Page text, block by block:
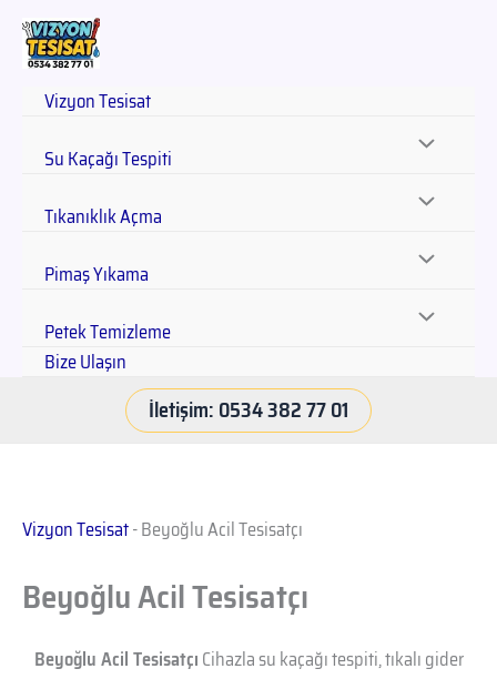
Vizyon Tesisat
Su Kaçağı Tespiti
Tıkanıklık Açma
Pimaş Yıkama
Petek Temizleme
Bize Ulaşın
İletişim: 0534 382 77 01
Vizyon Tesisat-Beyoğlu Acil Tesisatçı
Beyoğlu Acil Tesisatçı
Beyoğlu Acil TesisatçıCihazla su kaçağı tespiti, tıkalı gider